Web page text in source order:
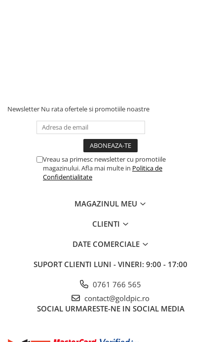
Newsletter Nu rata ofertele si promotiile noastre
Vreau sa primesc newsletter cu promotiile
magazinului. Afla mai multe in Politica de
Confidentialitate
MAGAZINUL MEU
CLIENTI
DATE COMERCIALE
SUPORT CLIENTI LUNI - VINERI: 9:00 - 17:00
0761 766 565
contact@goldpic.ro
SOCIAL URMARESTE-NE IN SOCIAL MEDIA